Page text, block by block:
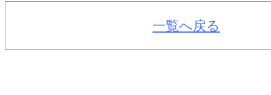
一覧へ戻る